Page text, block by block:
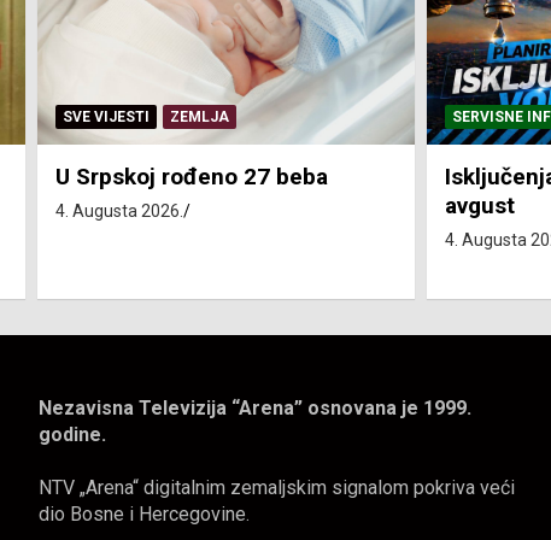
SERVISNE INFORMACIJE
Isključenja vode – utorak 4.
avgust
SERVISNE
4. avgust
4. Augusta
Nezavisna Televizija “Arena” osnovana je 1999.
godine.
NTV „Arena“ digitalnim zemaljskim signalom pokriva veći
dio Bosne i Hercegovine.